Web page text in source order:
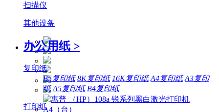
扫描仪
其他设备
办公用纸 >
复印纸
B5复印纸 8K复印纸 16K复印纸 A4复印纸 A3复印
纸 A5复印纸 B4复印纸
打印纸